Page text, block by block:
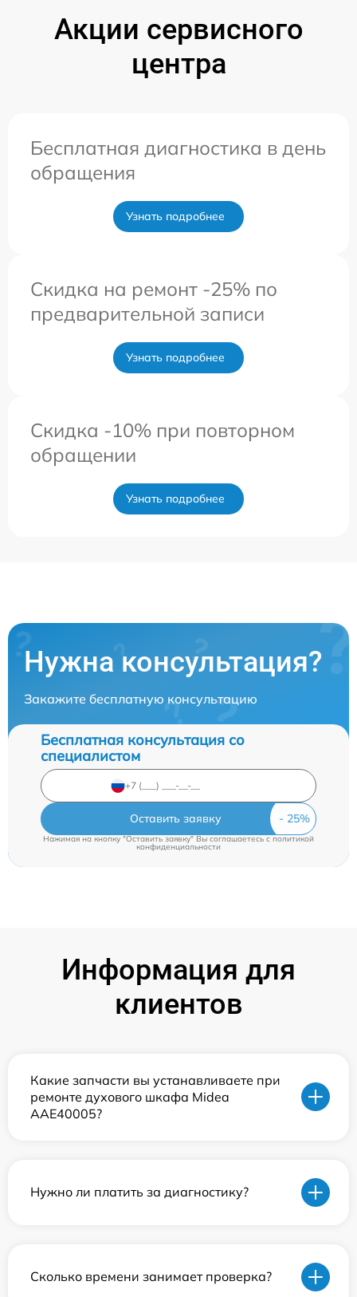
Акции сервисного
центра
Бесплатная диагностика в день
обращения
Узнать подробнее
Скидка на ремонт -25% по
предварительной записи
Узнать подробнее
Скидка -10% при повторном
обращении
Узнать подробнее
Нужна консультация?
Закажите бесплатную консультацию
Бесплатная консультация со
специалистом
Оставить заявку
Нажимая на кнопку "Оставить заявку" Вы соглашаетесь cполитикой
конфиденциальности
Информация для
клиентов
Какие запчасти вы устанавливаете при
ремонте духового шкафа Midea
AAE40005?
Нужно ли платить за диагностику?
Сколько времени занимает проверка?